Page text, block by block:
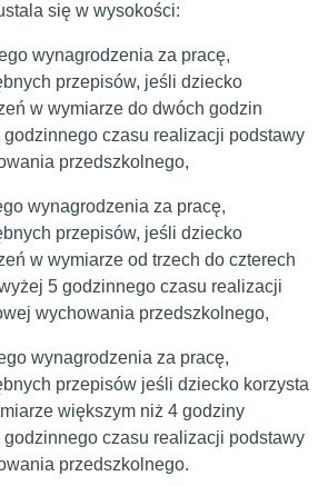
się w wysokości:
wynagrodzenia za pracę,
przepisów, jeśli dziecko
w wymiarze do dwóch godzin
czasu realizacji podstawy
przedszkolnego,
wynagrodzenia za pracę,
przepisów, jeśli dziecko
w wymiarze od trzech do czterech
5 godzinnego czasu realizacji
wychowania przedszkolnego,
wynagrodzenia za pracę,
przepisów jeśli dziecko korzysta
większym niż 4 godziny
czasu realizacji podstawy
przedszkolnego.